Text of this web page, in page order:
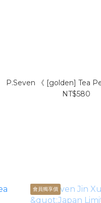
P.Seven 《 [golden] Tea
NT$580
會員獨享價